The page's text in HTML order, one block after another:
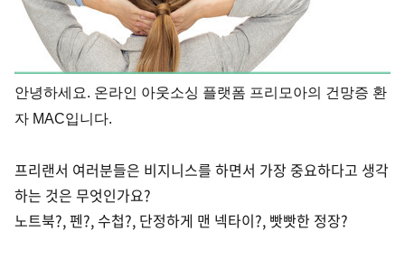
안녕하세요. 온라인 아웃소싱 플랫폼 프리모아의 건망증 환
자 MAC입니다.
프리랜서 여러분들은 비지니스를 하면서 가장 중요하다고 생각
하는 것은 무엇인가요?
노트북?, 펜?, 수첩?, 단정하게 맨 넥타이?, 빳빳한 정장?